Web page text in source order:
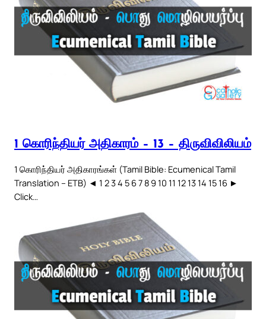
1 கொரிந்தியர் அதிகாரம் – 13 – திருவிவிலியம்
1 கொரிந்தியர் அதிகாரங்கள் (Tamil Bible: Ecumenical Tamil
Translation – ETB) ◄ 1 2 3 4 5 6 7 8 9 10 11 12 13 14 15 16 ►
Click…